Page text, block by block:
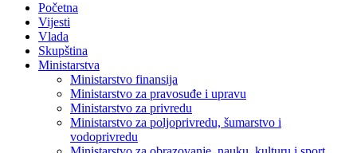
Početna
Vijesti
Vlada
Skupština
Ministarstva
Ministarstvo finansija
Ministarstvo za pravosuđe i upravu
Ministarstvo za privredu
Ministarstvo za poljoprivredu, šumarstvo i
vodoprivredu